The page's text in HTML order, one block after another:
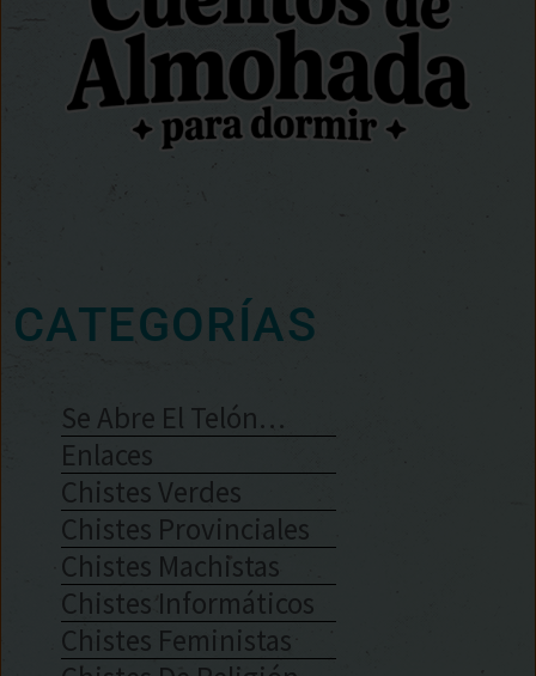
CATEGORÍAS
Se Abre El Telón…
Enlaces
Chistes Verdes
Chistes Provinciales
Chistes Machistas
Chistes Informáticos
Chistes Feministas